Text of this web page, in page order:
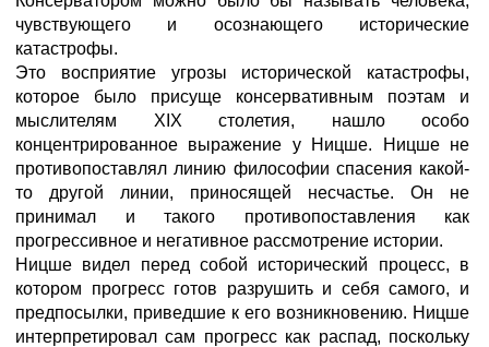
чувствующего и осознающего исторические
катастрофы.
Это восприятие угрозы исторической катастрофы,
которое было присуще консервативным поэтам и
мыслителям XIX столетия, нашло особо
концентрированное выражение у Ницше. Ницше не
противопоставлял линию философии спасения какой-
то другой линии, приносящей несчастье. Он не
принимал и такого противопоставления как
прогрессивное и негативное рассмотрение истории.
Ницше видел перед собой исторический процесс, в
котором прогресс готов разрушить и себя самого, и
предпосылки, приведшие к его возникновению. Ницше
интерпретировал сам прогресс как распад, поскольку